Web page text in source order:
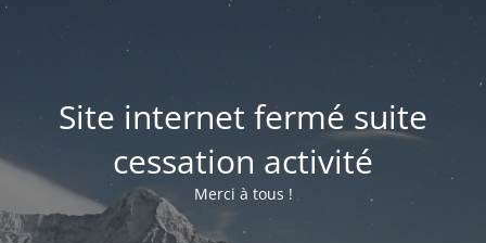
Site internet fermé suite
cessation activité
Merci à tous !